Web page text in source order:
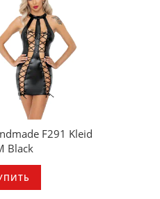
F291 Kleid
Black